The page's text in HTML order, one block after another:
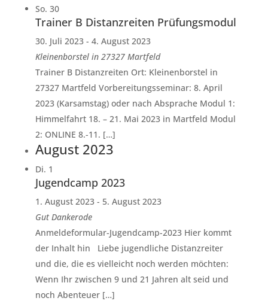
So. 30
Trainer B Distanzreiten Prüfungsmodul
30. Juli 2023- 4. August 2023
Kleinenborstel in 27327 Martfeld
Trainer B Distanzreiten Ort: Kleinenborstel in
27327 Martfeld Vorbereitungsseminar: 8. April
2023 (Karsamstag) oder nach Absprache Modul 1:
Himmelfahrt 18. – 21. Mai 2023 in Martfeld Modul
2: ONLINE 8.-11. […]
August 2023
Di. 1
Jugendcamp 2023
1. August 2023- 5. August 2023
Gut Dankerode
Anmeldeformular-Jugendcamp-2023 Hier kommt
der Inhalt hin Liebe jugendliche Distanzreiter
und die, die es vielleicht noch werden möchten:
Wenn Ihr zwischen 9 und 21 Jahren alt seid und
noch Abenteuer […]